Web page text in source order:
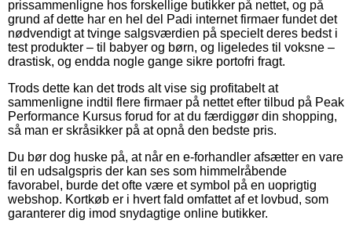
prissammenligne hos forskellige butikker på nettet, og på
grund af dette har en hel del Padi internet firmaer fundet det
nødvendigt at tvinge salgsværdien på specielt deres bedst i
test produkter – til babyer og børn, og ligeledes til voksne –
drastisk, og endda nogle gange sikre portofri fragt.
Trods dette kan det trods alt vise sig profitabelt at
sammenligne indtil flere firmaer på nettet efter tilbud på Peak
Performance Kursus forud for at du færdiggør din shopping,
så man er skråsikker på at opnå den bedste pris.
Du bør dog huske på, at når en e-forhandler afsætter en vare
til en udsalgspris der kan ses som himmelråbende
favorabel, burde det ofte være et symbol på en uoprigtig
webshop. Kortkøb er i hvert fald omfattet af et lovbud, som
garanterer dig imod snydagtige online butikker.